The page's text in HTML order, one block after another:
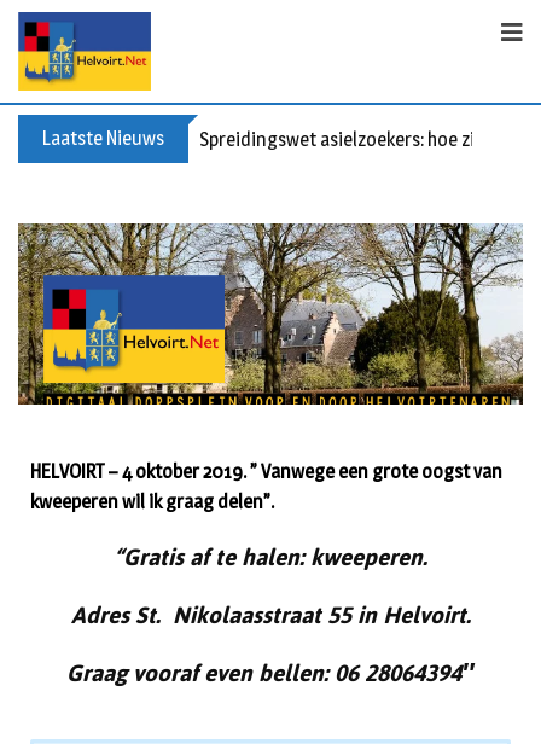
Laatste Nieuws Spreidingswet asielzoekers: hoe zit dat?
HELVOIRT – 4 oktober 2019. ” Vanwege een grote oogst van
kweeperen wil ik graag delen”.
“Gratis af te halen: kweeperen.
Adres St. Nikolaasstraat 55 in Helvoirt.
Graag vooraf even bellen: 06 28064394″